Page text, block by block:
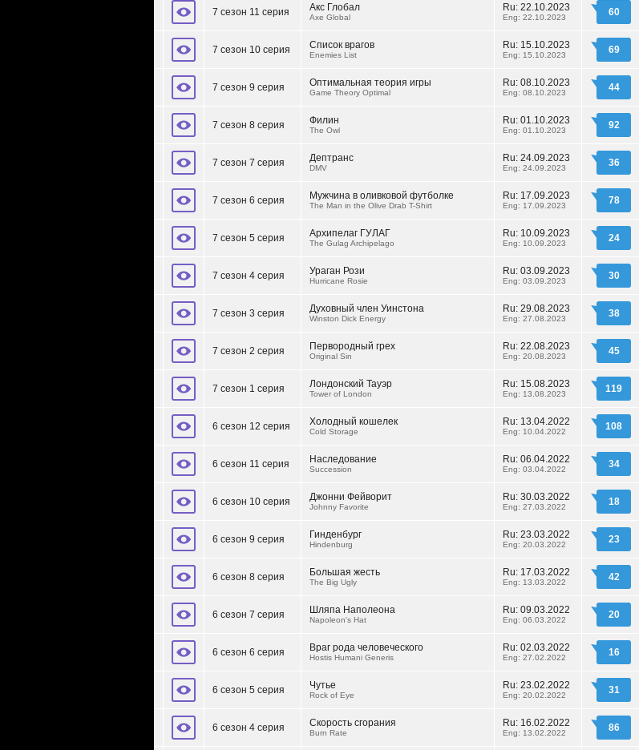
7 сезон 11 серия Акс Глобал
Axe Global
Ru: 22.10.2023
Eng: 22.10.2023 60
7 сезон 10 серия Список врагов
Enemies List
Ru: 15.10.2023
Eng: 15.10.2023 69
7 сезон 9 серия Оптимальная теория игры
Game Theory Optimal
Ru: 08.10.2023
Eng: 08.10.2023 44
7 сезон 8 серия Филин
The Owl
Ru: 01.10.2023
Eng: 01.10.2023 92
7 сезон 7 серия Дептранс
DMV
Ru: 24.09.2023
Eng: 24.09.2023 36
7 сезон 6 серия Мужчина в оливковой футболке
The Man in the Olive Drab T-Shirt
Ru: 17.09.2023
Eng: 17.09.2023 78
7 сезон 5 серия Архипелаг ГУЛАГ
The Gulag Archipelago
Ru: 10.09.2023
Eng: 10.09.2023 24
7 сезон 4 серия Ураган Рози
Hurricane Rosie
Ru: 03.09.2023
Eng: 03.09.2023 30
7 сезон 3 серия Духовный член Уинстона
Winston Dick Energy
Ru: 29.08.2023
Eng: 27.08.2023 38
7 сезон 2 серия Первородный грех
Original Sin
Ru: 22.08.2023
Eng: 20.08.2023 45
7 сезон 1 серия Лондонский Тауэр
Tower of London
Ru: 15.08.2023
Eng: 13.08.2023 119
6 сезон 12 серия Холодный кошелек
Cold Storage
Ru: 13.04.2022
Eng: 10.04.2022 108
6 сезон 11 серия Наследование
Succession
Ru: 06.04.2022
Eng: 03.04.2022 34
6 сезон 10 серия Джонни Фейворит
Johnny Favorite
Ru: 30.03.2022
Eng: 27.03.2022 18
6 сезон 9 серия Гинденбург
Hindenburg
Ru: 23.03.2022
Eng: 20.03.2022 23
6 сезон 8 серия Большая жесть
The Big Ugly
Ru: 17.03.2022
Eng: 13.03.2022 42
6 сезон 7 серия Шляпа Наполеона
Napoleon's Hat
Ru: 09.03.2022
Eng: 06.03.2022 20
6 сезон 6 серия Враг рода человеческого
Hostis Humani Generis
Ru: 02.03.2022
Eng: 27.02.2022 16
6 сезон 5 серия Чутье
Rock of Eye
Ru: 23.02.2022
Eng: 20.02.2022 31
6 сезон 4 серия Скорость сгорания
Burn Rate
Ru: 16.02.2022
Eng: 13.02.2022 86